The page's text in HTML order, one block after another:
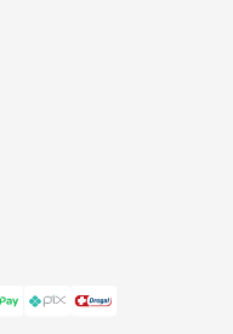
como
o ciclo menstrual, tais
orientação do